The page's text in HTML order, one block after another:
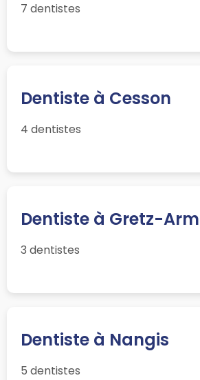
7 dentistes
Dentiste à Cesson
4 dentistes
Dentiste à Gretz-
3 dentistes
Dentiste à Nangis
5 dentistes